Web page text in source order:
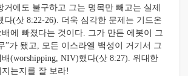
거에도 불구하고 그는 명목만 빼고는 실제
다(삿 8:22-26). 더욱 심각한 문제는 기드온
에 빠졌다는 것이다. 그가 만든 에봇이 그
”가 됐고, 모든 이스라엘 백성이 거기서 그
(worshipping, NIV)했다(삿 8:27). 위대한
는지를 잘 보라!